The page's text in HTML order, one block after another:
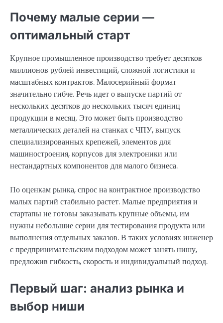
Почему малые серии —
оптимальный старт
Крупное промышленное производство требует десятков
миллионов рублей инвестиций, сложной логистики и
масштабных контрактов. Малосерийный формат
значительно гибче. Речь идет о выпуске партий от
нескольких десятков до нескольких тысяч единиц
продукции в месяц. Это может быть производство
металлических деталей на станках с ЧПУ, выпуск
специализированных крепежей, элементов для
машиностроения, корпусов для электроники или
нестандартных компонентов для малого бизнеса.
По оценкам рынка, спрос на контрактное производство
малых партий стабильно растет. Малые предприятия и
стартапы не готовы заказывать крупные объемы, им
нужны небольшие серии для тестирования продукта или
выполнения отдельных заказов. В таких условиях инженер
с предпринимательским подходом может занять нишу,
предложив гибкость, скорость и индивидуальный подход.
Первый шаг: анализ рынка и
выбор ниши